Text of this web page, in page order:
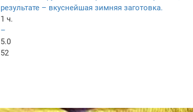
результате – вкуснейшая зимняя заготовка.
1 ч.
–
5.0
52